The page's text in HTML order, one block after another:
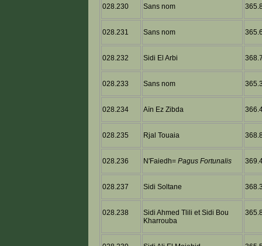
028.230 Sans nom
028.231 Sans nom
028.232 Sidi El Arbi
028.233 Sans nom
028.234 Aïn Ez Zibda
028.235 Rjal Touaia
028.236 N'Faiedh=Pagus Fortunalis
028.237 Sidi Soltane
028.238
Sidi Ahmed Tlili et Sidi Bou
Kharrouba